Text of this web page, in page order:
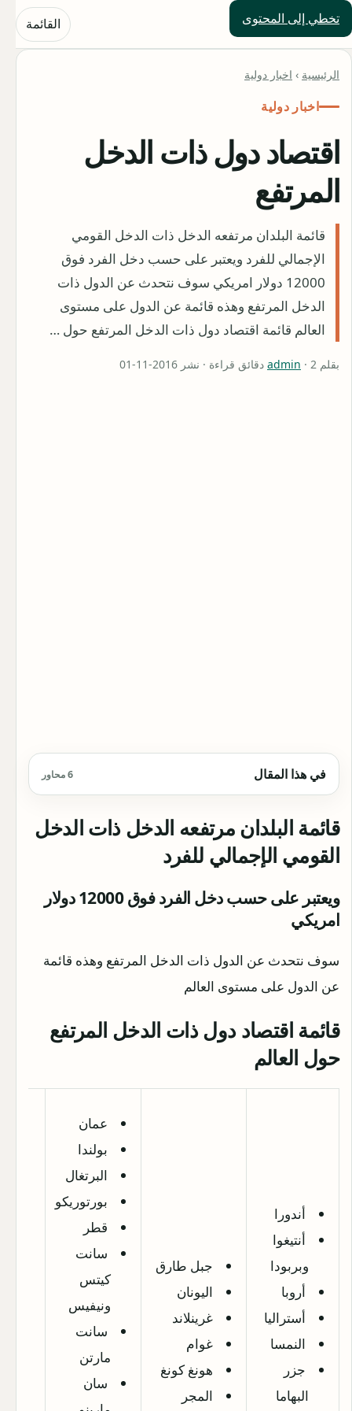
تخطي إلى المحتوى
حلول العالم القائمة
الرئيسية › اخبار دولية
اخبار دولية
اقتصاد دول ذات الدخل
المرتفع
قائمة البلدان مرتفعه الدخل ذات الدخل القومي
الإجمالي للفرد ويعتبر على حسب دخل الفرد فوق
12000 دولار امريكي سوف نتحدث عن الدول ذات
الدخل المرتفع وهذه قائمة عن الدول على مستوى
العالم قائمة اقتصاد دول ذات الدخل المرتفع حول …
بقلم admin · 2 دقائق قراءة · نشر 2016-11-01
في هذا المقال 6 محاور
قائمة البلدان مرتفعه الدخل ذات الدخل
القومي الإجمالي للفرد
ويعتبر على حسب دخل الفرد فوق 12000 دولار
امريكي
سوف نتحدث عن الدول ذات الدخل المرتفع وهذه قائمة
عن الدول على مستوى العالم
قائمة اقتصاد دول ذات الدخل المرتفع
حول العالم
أندورا
أنتيغوا
وبربودا
أروبا
أستراليا
النمسا
جزر
البهاما
جبل طارق
اليونان
غرينلاند
غوام
هونغ كونغ
المجر
عمان
بولندا
البرتغال
بورتوريكو
قطر
سانت
كيتس
ونيفيس
سانت
مارتن
سان